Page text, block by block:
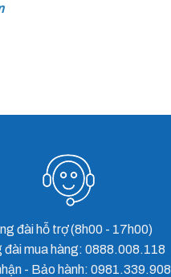
BẰNG ĐIỆN THOẠI
đài hỗ trợ (8h00 - 17h00)
đài mua hàng: 0888.008.118
- Bảo hành: 0981.339.908